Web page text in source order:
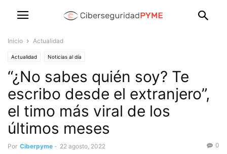
Inicio Actualidad
Actualidad Noticias al día
“¿No sabes quién soy? Te
escribo desde el extranjero”,
el timo más viral de los
últimos meses
Por Ciberpyme - 22 agosto, 2022 0